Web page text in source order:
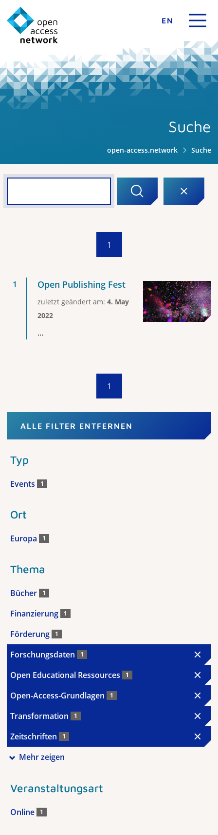
EN
Suche
open-access.network Suche
1
Open Publishing Fest
zuletzt geändert am: 4. May
2022
...
1
ALLE FILTER ENTFERNEN
Typ
Events 1
Ort
Europa 1
Thema
Bücher 1
Finanzierung 1
Förderung 1
Forschungsdaten 1
Open Educational Ressources 1
Open-Access-Grundlagen 1
Transformation 1
Zeitschriften 1
Mehr zeigen
Veranstaltungsart
Online 1